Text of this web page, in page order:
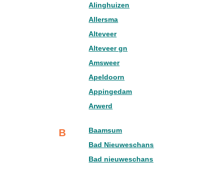
Alinghuizen
Allersma
Alteveer
Alteveer gn
Amsweer
Apeldoorn
Appingedam
Arwerd
B
Baamsum
Bad Nieuweschans
Bad nieuweschans